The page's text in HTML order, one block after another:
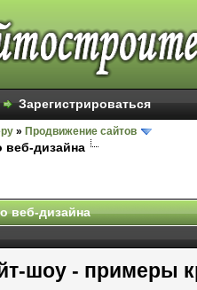
Зарегистрироваться
» Продвижение сайтов
веб-дизайна
веб-дизайна
шоу - примеры